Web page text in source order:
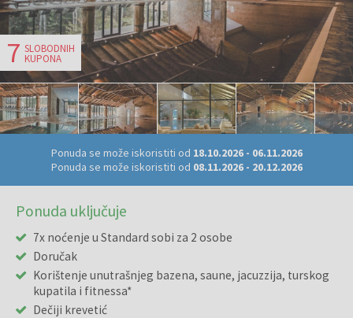
7 SLOBODNIH
KUPONA
Ponuda se može iskoristiti od 18.10.2026- 06.11.2026
Ponuda se može iskoristiti od 08.11.2026- 20.12.2026
Ponuda uključuje
7x noćenje u Standard sobi za 2 osobe
Doručak
Korištenje unutrašnjeg bazena, saune, jacuzzija, turskog
kupatila i fitnessa*
Dečiji krevetić